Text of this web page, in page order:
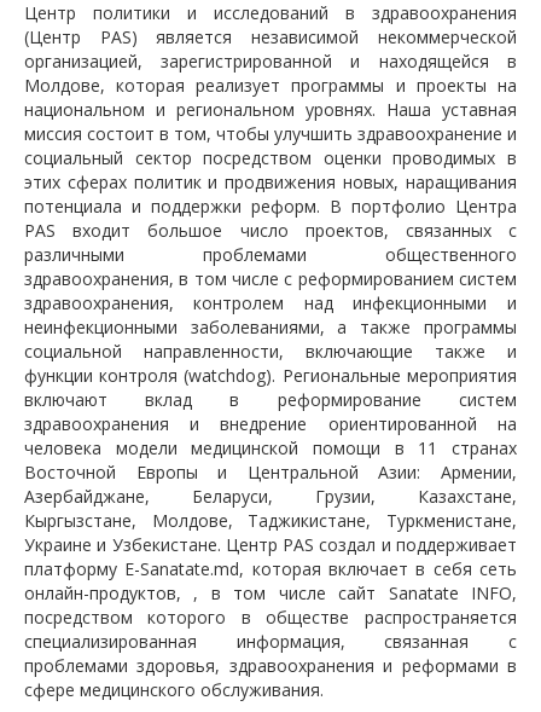
Центр политики и исследований в здравоохранения
(Центр PAS) является независимой некоммерческой
организацией, зарегистрированной и находящейся в
Молдове, которая реализует программы и проекты на
национальном и региональном уровнях. Наша уставная
миссия состоит в том, чтобы улучшить здравоохранение и
социальный сектор посредством оценки проводимых в
этих сферах политик и продвижения новых, наращивания
потенциала и поддержки реформ. В портфолио Центра
PAS входит большое число проектов, связанных с
различными проблемами общественного
здравоохранения, в том числе с реформированием систем
здравоохранения, контролем над инфекционными и
неинфекционными заболеваниями, а также программы
социальной направленности, включающие также и
функции контроля (watchdog). Региональные мероприятия
включают вклад в реформирование систем
здравоохранения и внедрение ориентированной на
человека модели медицинской помощи в 11 странах
Восточной Европы и Центральной Азии: Армении,
Азербайджане, Беларуси, Грузии, Казахстане,
Кыргызстане, Молдове, Таджикистане, Туркменистане,
Украине и Узбекистане. Центр PAS создал и поддерживает
платформу E-Sanatate.md, которая включает в себя сеть
онлайн-продуктов, , в том числе сайт Sanatate INFO,
посредством которого в обществе распространяется
специализированная информация, связанная с
проблемами здоровья, здравоохранения и реформами в
сфере медицинского обслуживания.